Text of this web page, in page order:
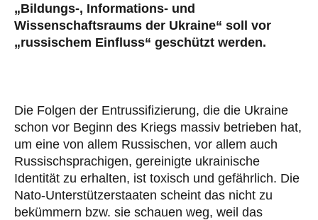
„Bildungs-, Informations- und
Wissenschaftsraums der Ukraine“ soll vor
„russischem Einfluss“ geschützt werden.
Die Folgen der Entrussifizierung, die die Ukraine
schon vor Beginn des Kriegs massiv betrieben hat,
um eine von allem Russischen, vor allem auch
Russischsprachigen, gereinigte ukrainische
Identität zu erhalten, ist toxisch und gefährlich. Die
Nato-Unterstützerstaaten scheint das nicht zu
bekümmern bzw. sie schauen weg, weil das